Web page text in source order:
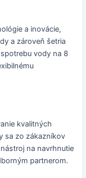
a inovácie,
a zároveň šetria
vody na 8
kvalitných
sa zo zákazníkov
na navrhnutie
partnerom.